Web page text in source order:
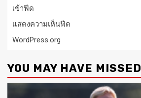
เข้าฟีด
แสดงความเห็นฟีด
WordPress.org
YOU MAY HAVE MISSED